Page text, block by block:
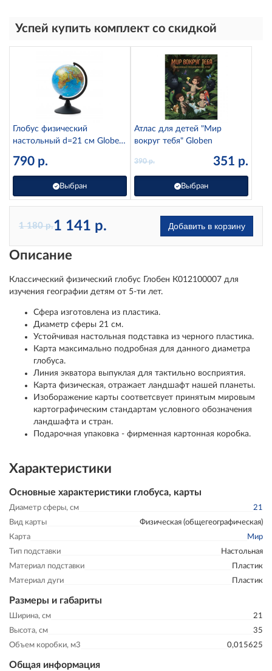
Успей купить комплект со скидкой
Глобус физический
настольный d=21 см Globen
790 р.
Выбран
Атлас для детей "Мир
вокруг тебя" Globen
351 р.
390р.
Выбран
1 141 р.
1 180р. Добавить в корзину
Описание
Классический физический глобус Глобен К012100007 для
изучения географии детям от 5-ти лет.
Сфера изготовлена из пластика.
Диаметр сферы 21 см.
Устойчивая настольная подставка из черного пластика.
Карта максимально подробная для данного диаметра
глобуса.
Линия экватора выпуклая для тактильно восприятия.
Карта физическая, отражает ландшафт нашей планеты.
Изоборажение карты соответсвует принятым мировым
картографическим стандартам условного обозначения
ландшафта и стран.
Подарочная упаковка - фирменная картонная коробка.
Характеристики
Основные характеристики глобуса, карты
Диаметр сферы, см
21
Вид карты
Физическая (общегеографическая)
Карта
Мир
Тип подставки
Настольная
Материал подставки
Пластик
Материал дуги
Пластик
Размеры и габариты
Ширина, см
21
Высота, см
35
Объем коробки, м3
0,015625
Общая информация